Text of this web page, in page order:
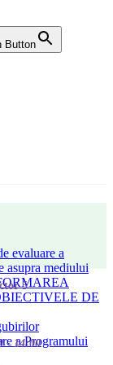
Button
evaluare a
asupra mediului
DE
a Programului
5
- 14:00